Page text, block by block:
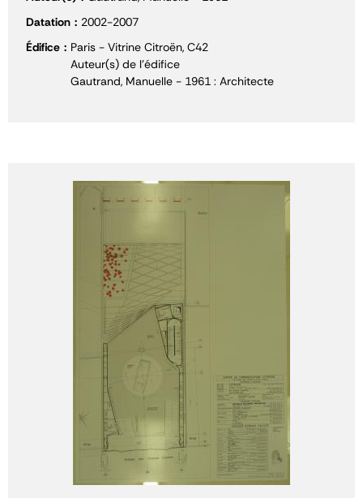
Datation
2002-2007
Édifice
Paris - Vitrine Citroën, C42
Auteur(s) de l'édifice
Gautrand, Manuelle - 1961 : Architecte